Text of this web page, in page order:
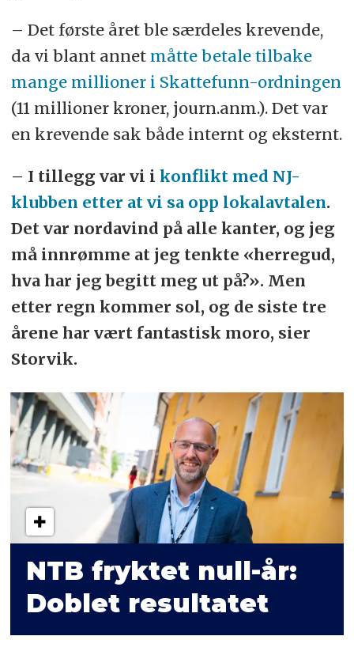
– Det første året ble særdeles krevende,
da vi blant annet måtte betale tilbake
mange millioner i Skattefunn-ordningen
(11 millioner kroner, journ.anm.). Det var
en krevende sak både internt og eksternt.
– I tillegg var vi i konflikt med NJ-
klubben etter at vi sa opp lokalavtalen.
Det var nordavind på alle kanter, og jeg
må innrømme at jeg tenkte «herregud,
hva har jeg begitt meg ut på?». Men
etter regn kommer sol, og de siste tre
årene har vært fantastisk moro, sier
Storvik.
NTB fryktet null-år:
Doblet resultatet